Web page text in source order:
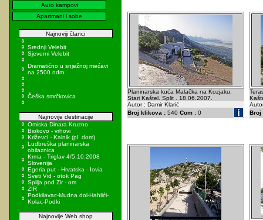
Auto kampovi
Apartmani i sobe
Najnoviji članci
Srednji Velebit
Sjeverni Velebit
Dramatično u snježnoj mećavi
na 2500 ndm
Češka smrčkovica
Najnovije destinacije
Omiska Dinara Kruzno
Biokovo - vrhovi
Križevci - Kalnik (pl. dom)
Ludbreška planinarska
obilaznica
Krma - Triglav 4/5.10.2008
Slovenija
Egeria put - Hrvatska - Iovia
Sveti Vid - otok Pag
Spilja pod Zir - om
ZIR
Podkilavac-Mudna dol-Hahlići-
Kolac-Podki
Najnovije Web shop
Planinarska kuća Malačka na Kozjaku.
Stari Kaštel. Split . 18.06.2007.
Autor : Damir Klarić
Broj klikova :540 Com :0
Broj